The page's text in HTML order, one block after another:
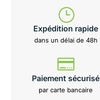
Expédition rapide
dans un délai de 48h
Paiement sécurisé
par carte bancaire